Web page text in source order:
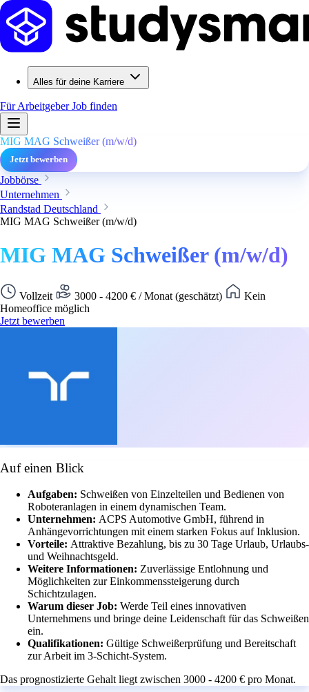
Alles für deine Karriere
Für ArbeitgeberJob finden
MIG MAG Schweißer (m/w/d)
Jetzt bewerben
Jobbörse
Unternehmen
Randstad Deutschland
MIG MAG Schweißer (m/w/d)
MIG MAG Schweißer (m/w/d)
Vollzeit 3000 - 4200 € / Monat (geschätzt)
Kein
Homeoffice möglich
Jetzt bewerben
Auf einen Blick
Aufgaben: Schweißen von Einzelteilen und Bedienen von
Roboteranlagen in einem dynamischen Team.
Unternehmen: ACPS Automotive GmbH, führend in
Anhängevorrichtungen mit einem starken Fokus auf Inklusion.
Vorteile: Attraktive Bezahlung, bis zu 30 Tage Urlaub, Urlaubs-
und Weihnachtsgeld.
Weitere Informationen: Zuverlässige Entlohnung und
Möglichkeiten zur Einkommenssteigerung durch
Schichtzulagen.
Warum dieser Job: Werde Teil eines innovativen
Unternehmens und bringe deine Leidenschaft für das Schweißen
ein.
Qualifikationen: Gültige Schweißerprüfung und Bereitschaft
zur Arbeit im 3-Schicht-System.
Das prognostizierte Gehalt liegt zwischen 3000 - 4200 € pro Monat.